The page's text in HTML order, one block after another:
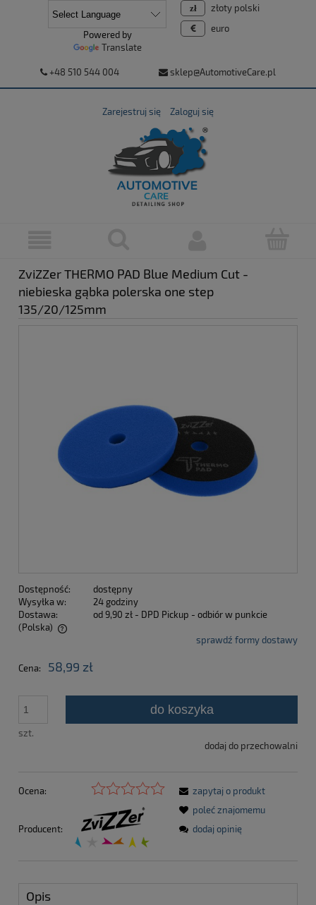
+48 510 544 004 sklep@AutomotiveCare.pl
Zarejestruj się Zaloguj się
złoty polski
euro
Powered by
Translate
ZviZZer THERMO PAD Blue Medium Cut -
niebieska gąbka polerska one step
135/20/125mm
Dostępność:
dostępny
Wysyłka w:
24 godziny
Dostawa:
od 9,90 zł - DPD Pickup - odbiór w punkcie
(Polska)
Cena nie zawiera ewentualnych kosztów płatnościsprawdź formy dostawy
Cena: 58,99 zł
szt.
do koszyka
dodaj do przechowalni
Ocena:
Producent:
zapytaj o produkt
poleć znajomemu
dodaj opinię
Opis